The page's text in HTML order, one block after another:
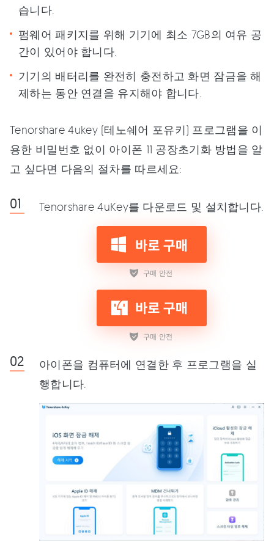
습니다.
펌웨어 패키지를 위해 기기에 최소 7GB의 여유 공
간이 있어야 합니다.
기기의 배터리를 완전히 충전하고 화면 잠금을 해
제하는 동안 연결을 유지해야 합니다.
Tenorshare 4ukey (테노쉐어 포유키) 프로그램을 이
용한 비밀번호 없이 아이폰 11 공장초기화 방법을 알
고 싶다면 다음의 절차를 따르세요:
Tenorshare 4uKey를 다운로드 및 설치합니다.
아이폰을 컴퓨터에 연결한 후 프로그램을 실
행합니다.